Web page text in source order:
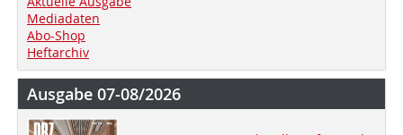
Mediadaten
Abo-Shop
Heftarchiv
Ausgabe 07-08/2026